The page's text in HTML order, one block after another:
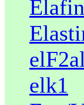
elk1